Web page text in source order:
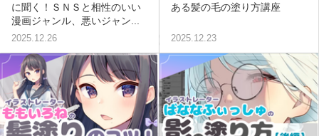
に聞く！ＳＮＳと相性のいい
漫画ジャンル、悪いジャン...
2025.12.26
ある髪の毛の塗り方講座
2025.12.23